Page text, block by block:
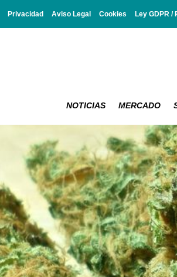
Privacidad Aviso Legal Cookies Ley GDPR /
NOTICIAS MERCADO